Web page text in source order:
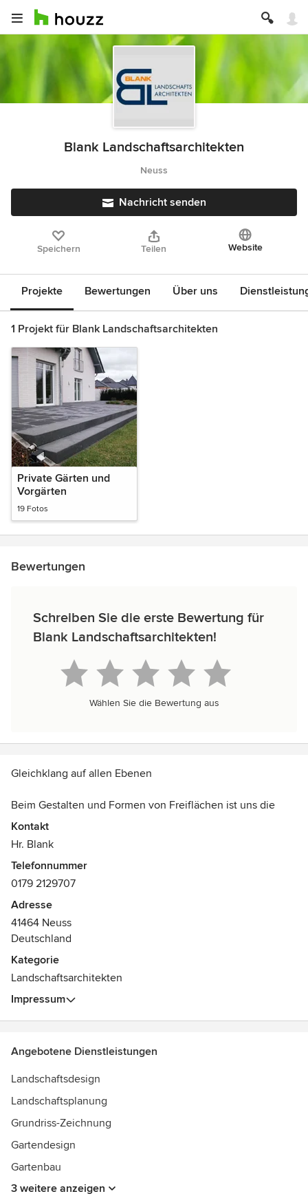
Blank Landschaftsarchitekten
Neuss
Nachricht senden
Speichern Teilen Website
Projekte Bewertungen Über uns
1 Projekt für Blank Landschaftsarchitekten
Private Gärten und
Vorgärten
19 Fotos
Bewertungen
Schreiben Sie die erste Bewertung für
Blank Landschaftsarchitekten!
Wählen Sie die Bewertung aus
Gleichklang auf allen Ebenen
Beim Gestalten und Formen von Freiflächen ist uns die
Einbeziehung der natürlichen Gegebenheiten vor Ort
sowie der individuellen Anforderungen an die Nutzung
ist, Architektur und Umwelt miteinander in Einklang zu
bringen.
Kontakt
Hr. Blank
Telefonnummer
0179 2129707
Adresse
41464 Neuss
Deutschland
Kategorie
Landschaftsarchitekten
Impressum
Angebotene Dienstleistungen
Landschaftsdesign
Landschaftsplanung
Grundriss-Zeichnung
Gartendesign
Gartenbau
3 weitere anzeigen